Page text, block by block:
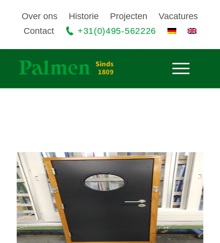
Over ons Historie Projecten
Vacatures
Contact
+31(0)495-562226